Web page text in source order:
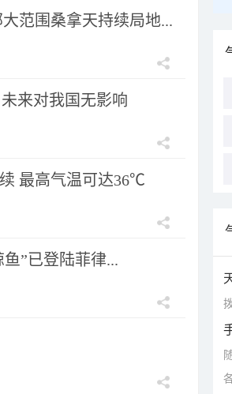
范围桑拿天持续局地...
来对我国无影响
最高气温可达36℃
”已登陆菲律...